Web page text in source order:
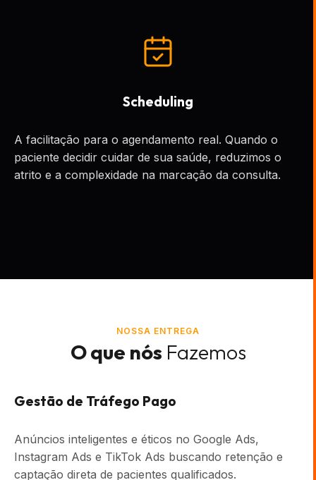
Scheduling
A facilitação para o agendamento real. Quando o
paciente decidir cuidar de sua saúde, reduzimos o
atrito e a complexidade na marcação da consulta.
NOSSA ENTREGA
O que nós Fazemos
Gestão de Tráfego Pago
Anúncios inteligentes e éticos no Google Ads,
Instagram Ads e TikTok Ads buscando retenção e
captação direta de pacientes qualificados.